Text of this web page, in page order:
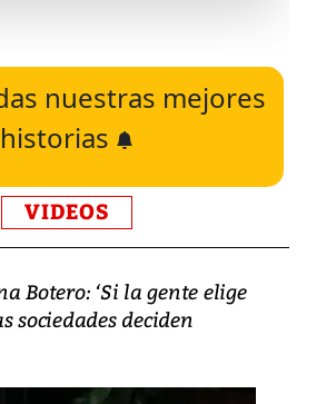
nuestras mejores
historias
VIDEOS
Botero: ‘Si la gente elige
sociedades deciden